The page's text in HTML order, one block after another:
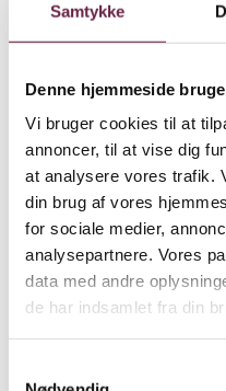
Samtykke
Denne hjemmeside
Vi bruger cookies til at
annoncer, til at vise dig
at analysere vores trafik.
din brug af vores
for sociale medier,
analysepartnere. Vores
data med andre
de har indsamlet fra din
434127
260,00 DKK
Ekskl. moms
Vælg muligheder
Dyberg Larsen
bordlampe
434104
Ekskl. moms